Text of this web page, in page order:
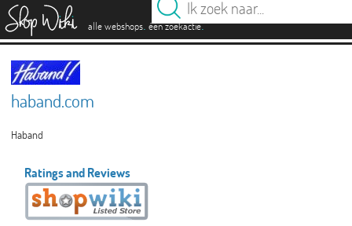
alle webshops. één zoekactie.
haband.com
Haband
Ratings and Reviews